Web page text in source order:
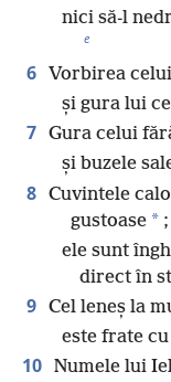
nici să-l
e
6 Vorbirea
și gura lui
7 Gura celui
și buzele
8 Cuvintele
gustoase * ;
ele sunt
direct în
9 Cel leneș la
este frate
10 Numele lui